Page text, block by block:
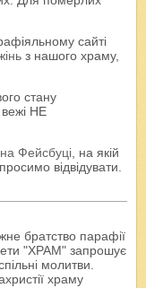
сайті
з нашого храму,
стану
вежі НЕ
на Фейсбуці, на якій
відвідувати.
братство парафії
"ХРАМ" запрошує
молитви.
храму